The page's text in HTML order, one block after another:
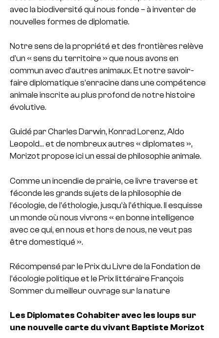
avec la biodiversité qui nous fonde – à inventer de
nouvelles formes de diplomatie.
Notre sens de la propriété et des frontières relève
d’un « sens du territoire » que nous avons en
commun avec d’autres animaux. Et notre savoir-
faire diplomatique s’enracine dans une compétence
animale inscrite au plus profond de notre histoire
évolutive.
Guidé par Charles Darwin, Konrad Lorenz, Aldo
Leopold… et de nombreux autres « diplomates »,
Morizot propose ici un essai de philosophie animale.
Comme un incendie de prairie, ce livre traverse et
féconde les grands sujets de la philosophie de
l’écologie, de l’éthologie, jusqu’à l’éthique. Il esquisse
un monde où nous vivrons « en bonne intelligence
avec ce qui, en nous et hors de nous, ne veut pas
être domestiqué ».
Récompensé par le Prix du Livre de la Fondation de
l’écologie politique et le Prix littéraire François
Sommer du meilleur ouvrage sur la nature
Les Diplomates Cohabiter avec les loups sur
une nouvelle carte du vivant Baptiste Morizot